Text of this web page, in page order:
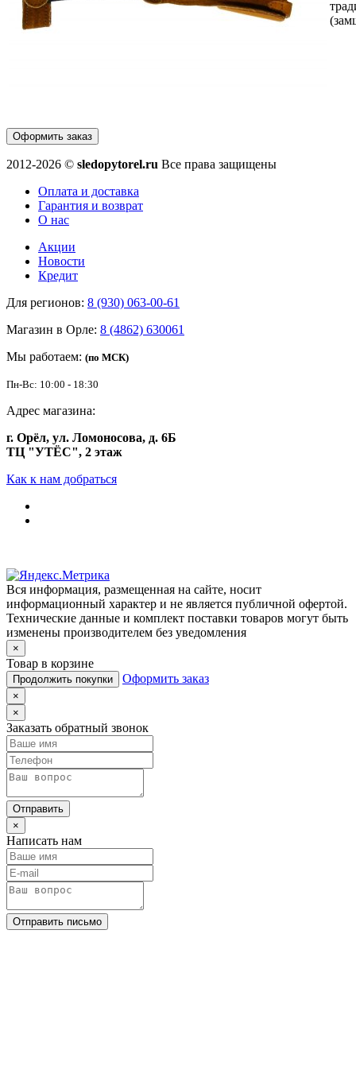
Оформить заказ
2012-2026 © sledopytorel.ru Все права защищены
Оплата и доставка
Гарантия и возврат
О нас
Акции
Новости
Кредит
Для регионов: 8 (930) 063-00-61
Магазин в Орле: 8 (4862) 630061
Мы работаем: (по МСК)
Пн-Вс: 10:00 - 18:30
Адрес магазина:
г. Орёл, ул. Ломоносова, д. 6Б
ТЦ "УТЁС", 2 этаж
Как к нам добраться
Вся информация, размещенная на сайте, носит
информационный характер и не является публичной офертой.
Технические данные и комплект поставки товаров могут быть
изменены производителем без уведомления
×
Товар в корзине
Продолжить покупки Оформить заказ
×
×
Заказать обратный звонок
Отправить
×
Написать нам
Отправить письмо